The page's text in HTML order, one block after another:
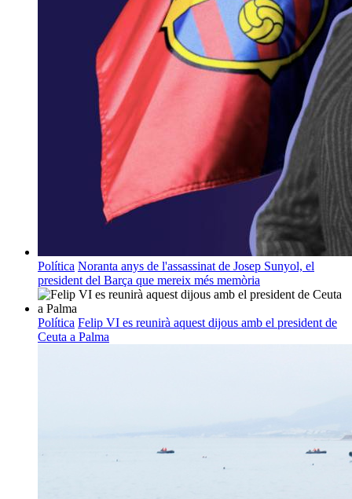
Política Noranta anys de l'assassinat de Josep Sunyol, el
president del Barça que mereix més memòria
Política Felip VI es reunirà aquest dijous amb el president de
Ceuta a Palma